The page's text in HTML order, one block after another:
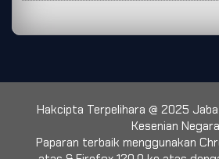
Hakcipta Terpelihara @ 2025
Kesenian Negara
Paparan terbaik menggunakan